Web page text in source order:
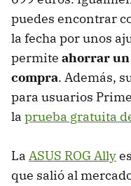
puedes encontrar
la fecha por unos
permite ahorrar un
compra. Además,
para usuarios
la prueba gratuita
La ASUS ROG Ally
que salió al